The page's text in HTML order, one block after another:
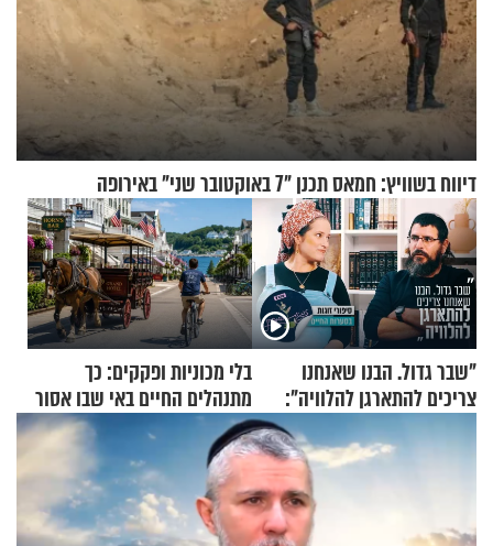
דיווח בשוויץ: חמאס תכנן "7 באוקטובר שני" באירופה
"שבר גדול. הבנו שאנחנו
צריכים להתארגן להלוויה":
זוגיות במבחן, הפעם עם מרים
וגד דנינו
בלי מכוניות ופקקים: כך
מתנהלים החיים באי שבו אסור
לנהוג כבר יותר מ-120 שנה